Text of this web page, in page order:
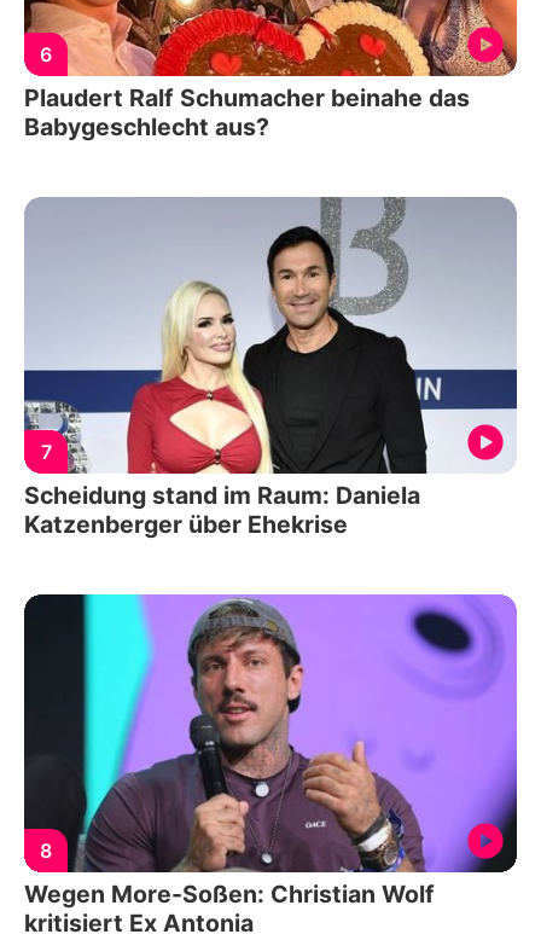
6
Plaudert Ralf Schumacher beinahe das
Babygeschlecht aus?
7
Scheidung stand im Raum: Daniela
Katzenberger über Ehekrise
8
Wegen More-Soßen: Christian Wolf
kritisiert Ex Antonia